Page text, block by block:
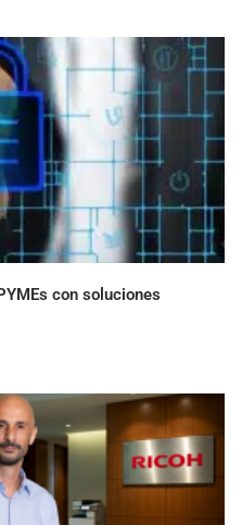
con soluciones